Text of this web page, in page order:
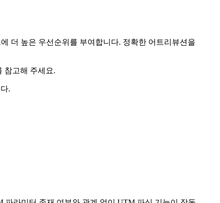
더 높은 우선순위를 부여합니다. 정확한 어트리뷰션을
참고해 주세요.
.